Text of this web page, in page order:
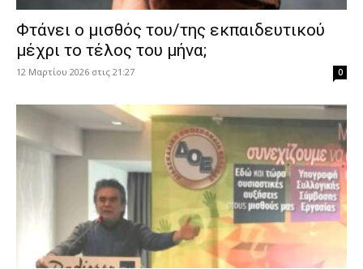
Φτάνει ο μισθός του/της εκπαιδευτικού
μέχρι το τέλος του μήνα;
12 Μαρτίου 2026 στις 21:27 0